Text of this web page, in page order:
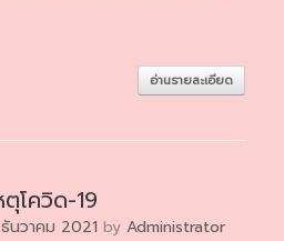
อ่านรายละเอียด
โควิด-19
นวาคม 2021 by Administrator